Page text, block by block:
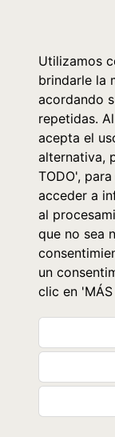
Utilizamos
brindarle la
acordando
repetidas.
acepta el
alternativa,
TODO',
acceder a
al
que no sea
un
clic en 'MÁS